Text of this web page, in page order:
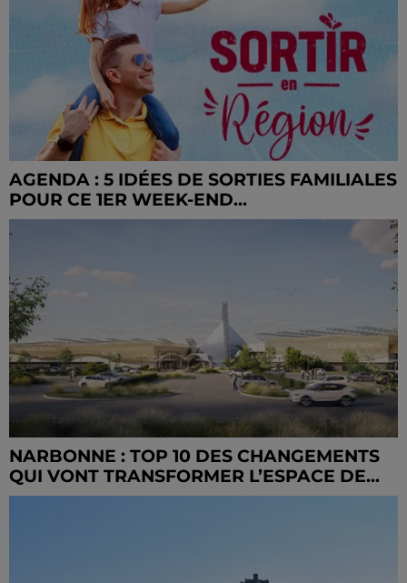
AGENDA : 5 IDÉES DE SORTIES FAMILIALES
POUR CE 1ER WEEK-END...
NARBONNE : TOP 10 DES CHANGEMENTS
QUI VONT TRANSFORMER L’ESPACE DE...